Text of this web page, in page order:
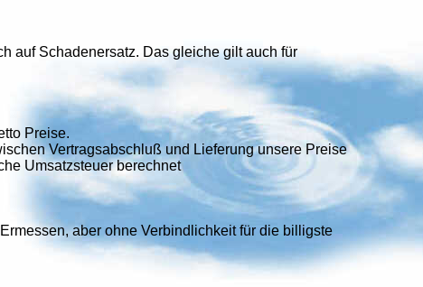
auf Schadenersatz. Das gleiche gilt auch für
Preise.
Vertragsabschluß und Lieferung unsere Preise
Umsatzsteuer berechnet
aber ohne Verbindlichkeit für die billigste